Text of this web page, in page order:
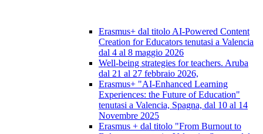
Erasmus+ dal titolo AI-Powered Content
Creation for Educators tenutasi a Valencia
dal 4 al 8 maggio 2026
Well-being strategies for teachers. Aruba
dal 21 al 27 febbraio 2026,
Erasmus+ "AI-Enhanced Learning
Experiences: the Future of Education"
tenutasi a Valencia, Spagna, dal 10 al 14
Novembre 2025
Erasmus + dal titolo "From Burnout to